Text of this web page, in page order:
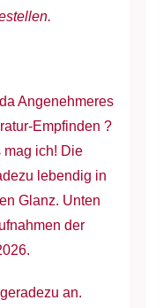
Angenehmeres
Empfinden ?
mag ich! Die
lebendig in
Glanz. Unten
der
an.